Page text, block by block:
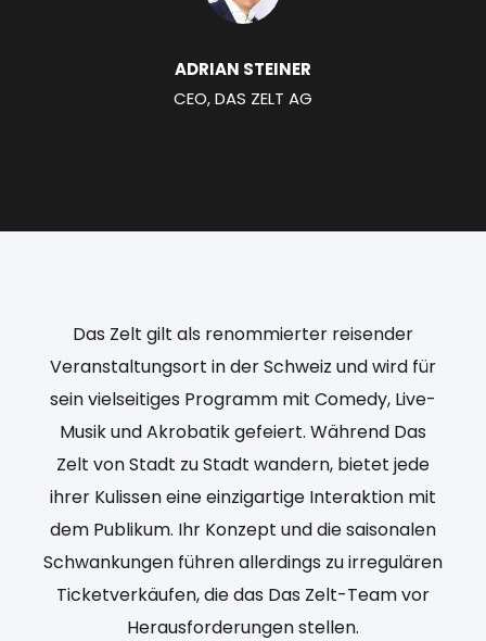
ADRIAN STEINER
CEO, DAS ZELT AG
Das Zelt gilt als renommierter reisender
Veranstaltungsort in der Schweiz und wird für
sein vielseitiges Programm mit Comedy, Live-
Musik und Akrobatik gefeiert. Während Das
Zelt von Stadt zu Stadt wandern, bietet jede
ihrer Kulissen eine einzigartige Interaktion mit
dem Publikum. Ihr Konzept und die saisonalen
Schwankungen führen allerdings zu irregulären
Ticketverkäufen, die das Das Zelt-Team vor
Herausforderungen stellen.